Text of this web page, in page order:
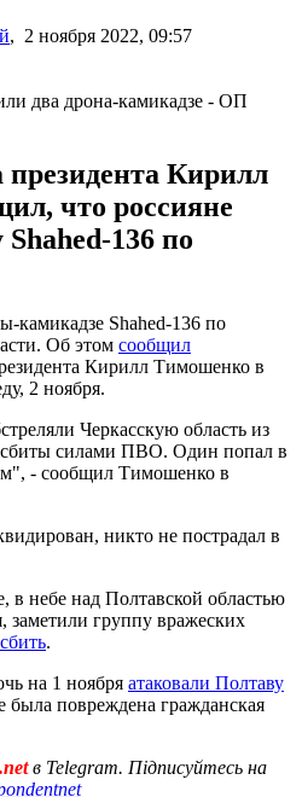
, 2 ноября 2022, 09:57
Кирилл
что россияне
136 по
камикадзе Shahed-136 по
Об этом сообщил
Кирилл Тимошенко в
2 ноября.
Черкасскую область из
силами ПВО. Один попал в
- сообщил Тимошенко в
никто не пострадал в
в небе над Полтавской областью
заметили группу вражеских
.
на 1 ноября атаковали Полтаву
была повреждена гражданская
в Telegram. Підписуйтесь на